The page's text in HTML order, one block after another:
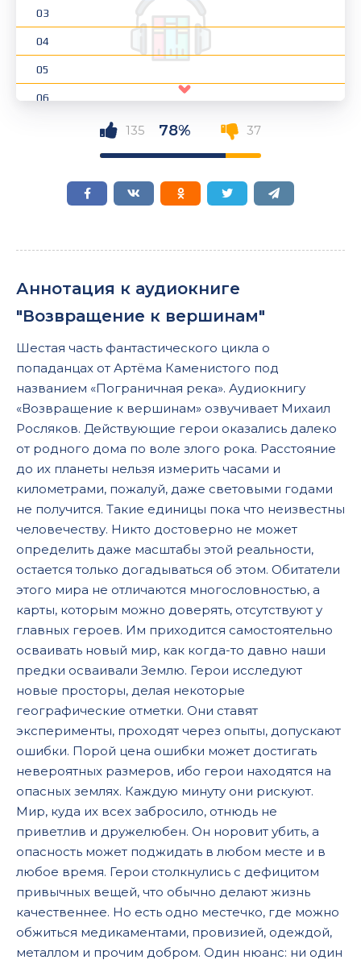
03
04
05
06
13
14
15
17
18
19
20
22
23
24
25
27
28
135 78% 37
Аннотация к аудиокниге
"Возвращение к вершинам"
Шестая часть фантастического цикла о
попаданцах от Артёма Каменистого под
названием «Пограничная река». Аудиокнигу
«Возвращение к вершинам» озвучивает Михаил
Росляков. Действующие герои оказались далеко
от родного дома по воле злого рока. Расстояние
до их планеты нельзя измерить часами и
километрами, пожалуй, даже световыми годами
не получится. Такие единицы пока что неизвестны
человечеству. Никто достоверно не может
определить даже масштабы этой реальности,
остается только догадываться об этом. Обитатели
этого мира не отличаются многословностью, а
карты, которым можно доверять, отсутствуют у
главных героев. Им приходится самостоятельно
осваивать новый мир, как когда-то давно наши
предки осваивали Землю. Герои исследуют
новые просторы, делая некоторые
географические отметки. Они ставят
эксперименты, проходят через опыты, допускают
ошибки. Порой цена ошибки может достигать
невероятных размеров, ибо герои находятся на
опасных землях. Каждую минуту они рискуют.
Мир, куда их всех забросило, отнюдь не
приветлив и дружелюбен. Он норовит убить, а
опасность может поджидать в любом месте и в
любое время. Герои столкнулись с дефицитом
привычных вещей, что обычно делают жизнь
качественнее. Но есть одно местечко, где можно
обжиться медикаментами, провизией, одеждой,
металлом и прочим добром. Один нюанс: ни один